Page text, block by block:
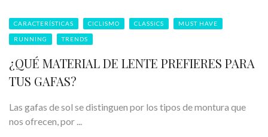
CARACTERÍSTICAS CICLISMO CLASSICS MUST HAVE
RUNNING TRENDS
¿QUÉ MATERIAL DE LENTE PREFIERES PARA
TUS GAFAS?
Las gafas de sol se distinguen por los tipos de montura que
nos ofrecen, por ...